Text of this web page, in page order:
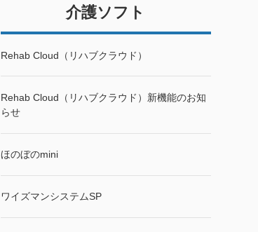
介護ソフト
Rehab Cloud（リハブクラウド）
Rehab Cloud（リハブクラウド）新機能のお知
らせ
ほのぼのmini
ワイズマンシステムSP